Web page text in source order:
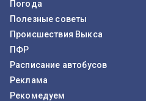
Погода
Полезные советы
Происшествия Выкса
ПФР
Расписание автобусов
Реклама
Рекомедуем